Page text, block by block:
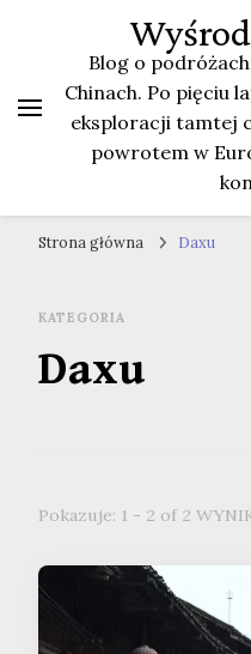
Blog o
Chinach. Po pięciu
eksploracji tamtej
powrotem w
Strona główna Daxu
KATEGORIA
Daxu
Pokazuje: 1 - 2 of 2